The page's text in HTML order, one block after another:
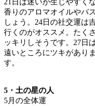
21日は迷いが生じやすく
香りのアロマオイルやバ
しょう。24日の社交運は
行くのがオススメ。たく
ッキリしそうです。27日
遠いところにツキがあり
す。
5・土の星の人
5月の全体運